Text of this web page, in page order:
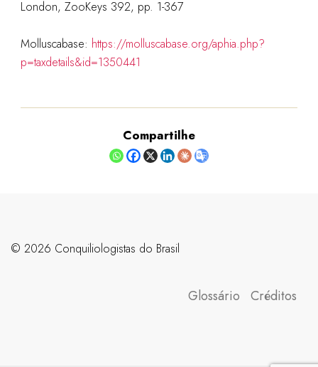
London, ZooKeys 392, pp. 1-367
Molluscabase: https://molluscabase.org/aphia.php?
p=taxdetails&id=1350441
Compartilhe
©️ 2026 Conquiliologistas do Brasil
Glossário Créditos